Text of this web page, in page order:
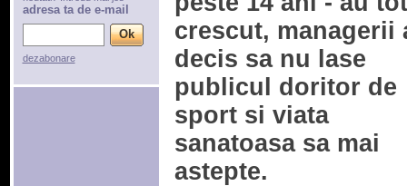
crescut, managerii
decis sa nu lase
publicul doritor de
sport si viata
sanatoasa sa mai
astepte.
adresa ta de e-mail
dezabonare